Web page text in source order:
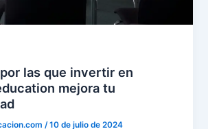
las que invertir en
mejora tu
/10 de julio de 2024